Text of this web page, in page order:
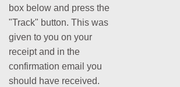
box below and press the
"Track" button. This was
given to you on your
receipt and in the
confirmation email you
should have received.